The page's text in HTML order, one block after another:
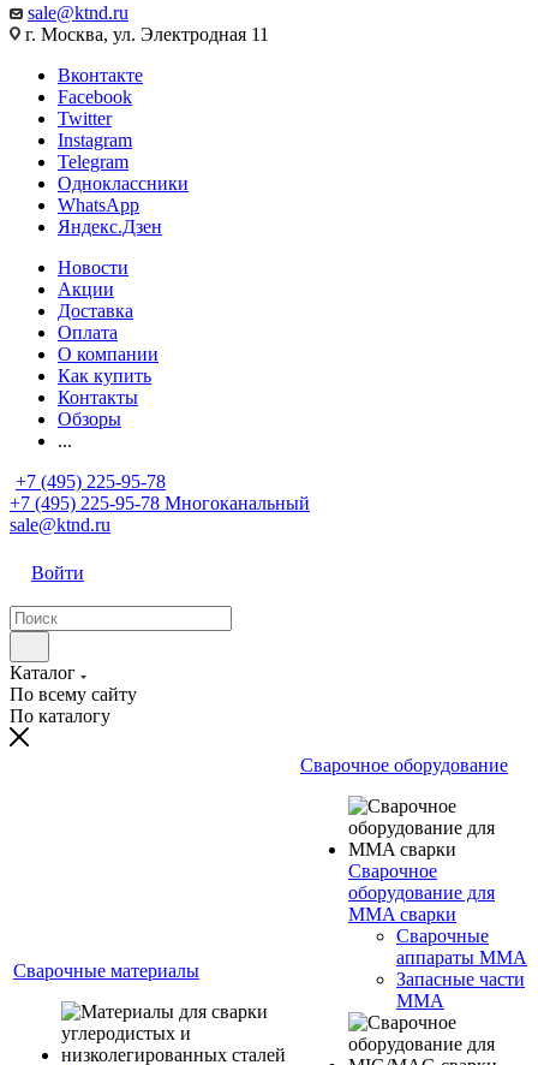
sale@ktnd.ru
г. Москва, ул. Электродная 11
Вконтакте
Facebook
Twitter
Instagram
Telegram
Одноклассники
WhatsApp
Яндекс.Дзен
Новости
Акции
Доставка
Оплата
О компании
Как купить
Контакты
Обзоры
...
+7 (495) 225-95-78
+7 (495) 225-95-78 Многоканальный
sale@ktnd.ru
Войти
Каталог
По всему сайту
По каталогу
Сварочные материалы
Сварочное оборудование
Сварочное
оборудование для
MMA сварки
Сварочные
аппараты MMA
Запасные части
MMA